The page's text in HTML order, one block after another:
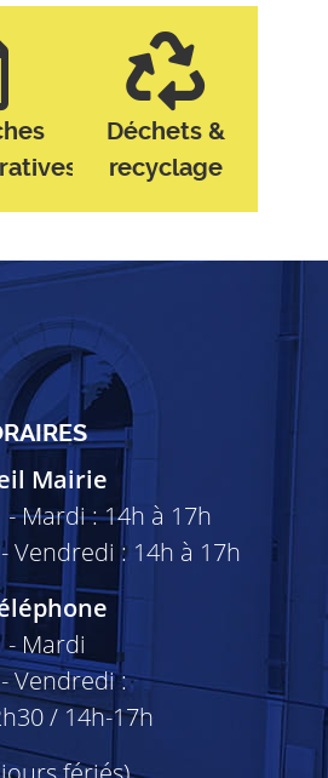
Déchets &
recyclage
Mairie
- Mardi : 14h à 17h
Vendredi : 14h à 17h
- Mardi
Vendredi :
/ 14h-17h